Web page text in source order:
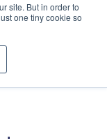
site. But in order to
one tiny cookie so